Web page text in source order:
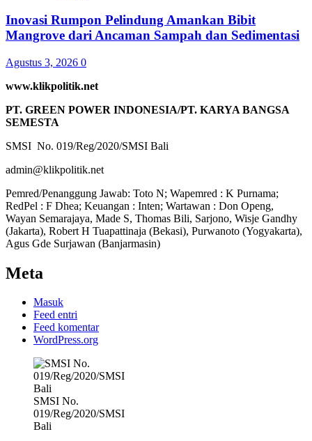
Inovasi Rumpon Pelindung Amankan Bibit
Mangrove dari Ancaman Sampah dan Sedimentasi
Agustus 3, 2026 0
www.klikpolitik.net
PT. GREEN POWER INDONESIA/PT. KARYA BANGSA
SEMESTA
SMSI No. 019/Reg/2020/SMSI Bali
admin@klikpolitik.net
Pemred/Penanggung Jawab: Toto N; Wapemred : K Purnama;
RedPel : F Dhea; Keuangan : Inten; Wartawan : Don Openg,
Wayan Semarajaya, Made S, Thomas Bili, Sarjono, Wisje Gandhy
(Jakarta), Robert H Tuapattinaja (Bekasi), Purwanoto (Yogyakarta),
Agus Gde Surjawan (Banjarmasin)
Meta
Masuk
Feed entri
Feed komentar
WordPress.org
SMSI No.
019/Reg/2020/SMSI
Bali